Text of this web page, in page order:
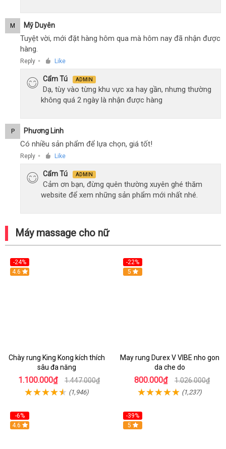
M Mỹ Duyên
Tuyệt vời, mới đặt hàng hôm qua mà hôm nay đã nhận được
hàng.
Reply ● Like
Cẩm Tú ADMIN
Dạ, tùy vào từng khu vực xa hay gần, nhưng thường
không quá 2 ngày là nhận được hàng
P Phương Linh
Có nhiều sản phẩm để lựa chọn, giá tốt!
Reply ● Like
Cẩm Tú ADMIN
Cảm ơn bạn, đừng quên thường xuyên ghé thăm
website để xem những sản phẩm mới nhất nhé.
Máy massage cho nữ
-24%
4.6
Chày rung King Kong kích thích
sâu đa năng
1.100.000₫ 1.447.000₫
(1,946)
-22%
Hot
5
May rung Durex V VIBE nho gon
da che do
800.000₫ 1.026.000₫
(1,237)
-6%
4.6
-39%
Hot
5